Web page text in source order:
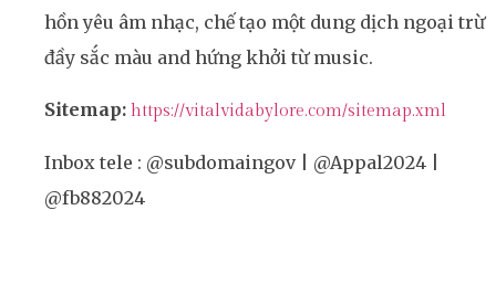
hồn yêu âm nhạc, chế tạo một dung dịch ngoại trừ
đầy sắc màu and hứng khởi từ music.
Sitemap: https://vitalvidabylore.com/sitemap.xml
Inbox tele : @subdomaingov | @Appal2024 |
@fb882024